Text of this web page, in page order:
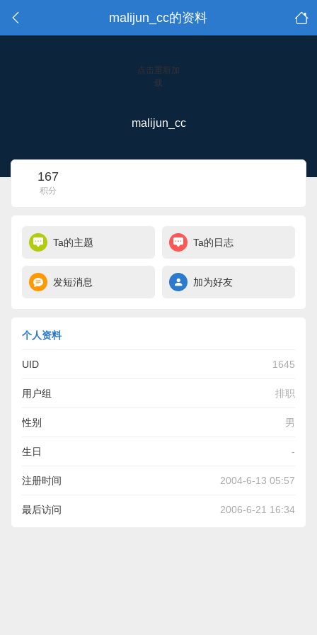
malijun_cc的资料
点击重新加
载
malijun_cc
167
积分
Ta的主题 Ta的日志
发短消息 加为好友
个人资料
UID 1645
用户组 排职
性别 男
生日 -
注册时间 2004-6-13 05:57
最后访问 2006-6-21 16:34